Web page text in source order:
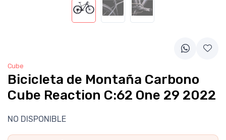
Cube
Bicicleta de Montaña Carbono
Cube Reaction C:62 One 29 2022
NO DISPONIBLE